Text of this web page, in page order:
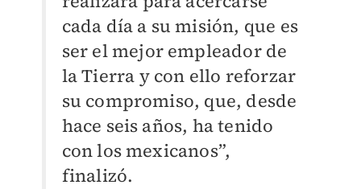
cada día a su misión, que es
ser el mejor empleador de
la Tierra y con ello reforzar
su compromiso, que, desde
hace seis años, ha tenido
con los mexicanos”,
finalizó.